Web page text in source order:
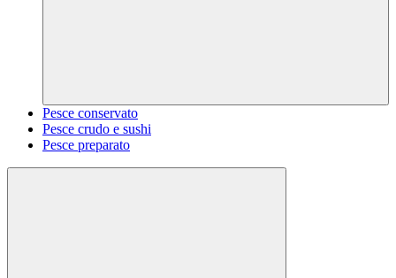
Pesce conservato
Pesce crudo e sushi
Pesce preparato